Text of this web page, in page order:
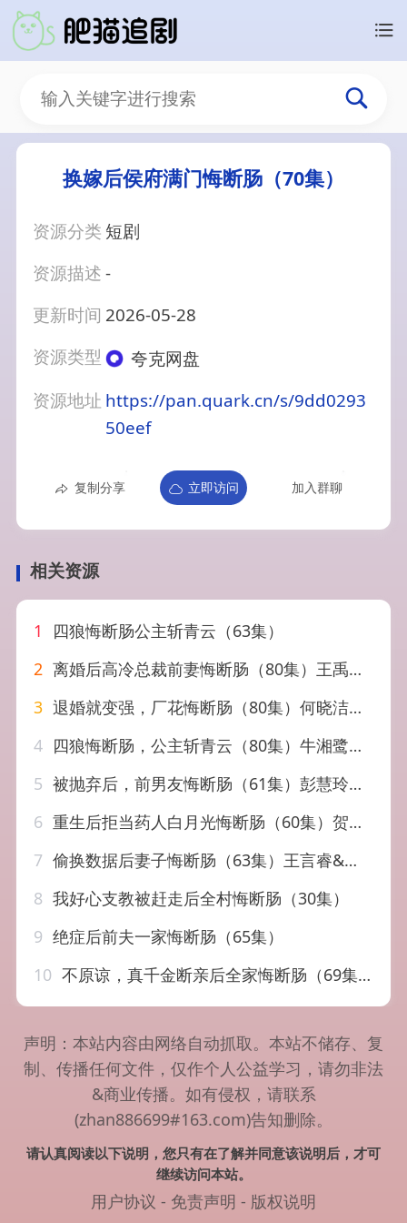
换嫁后侯府满门悔断肠（70集）
资源分类 短剧
资源描述-
更新时间 2026-05-28
资源类型
夸克网盘
资源地址 https://pan.quark.cn/s/9dd0293
50eef
复制分享 立即访问 加入群聊
相关资源
1
四狼悔断肠公主斩青云（63集）
2 离婚后高冷总裁前妻悔断肠（80集）王禹桐&杨舒婷
3 退婚就变强，厂花悔断肠（80集）何晓洁＆岳桐
4 四狼悔断肠，公主斩青云（80集）牛湘鹭&刘沛良
5 被抛弃后，前男友悔断肠（61集）彭慧玲&朱凯杰
6 重生后拒当药人白月光悔断肠（60集）贺龙天&黄宁馨
7 偷换数据后妻子悔断肠（63集）王言睿&吴帆
8 我好心支教被赶走后全村悔断肠（30集）
9 绝症后前夫一家悔断肠（65集）
10 不原谅，真千金断亲后全家悔断肠（69集）诗越越
声明：本站内容由网络自动抓取。本站不储存、复
制、传播任何文件，仅作个人公益学习，请勿非法
&商业传播。如有侵权，请联系
(zhan886699#163.com)告知删除。
请认真阅读以下说明，您只有在了解并同意该说明后，才可
继续访问本站。
用户协议 - 免责声明 - 版权说明